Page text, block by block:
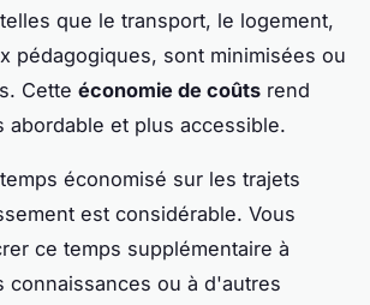
que le transport, le logement,
pédagogiques, sont minimisées ou
Cette économie de coûts rend
abordable et plus accessible.
économisé sur les trajets
est considérable. Vous
ce temps supplémentaire à
connaissances ou à d'autres